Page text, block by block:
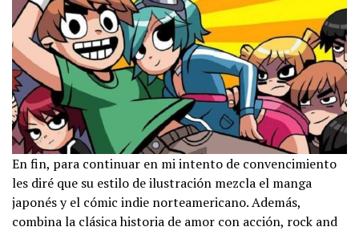
En fin, para continuar en mi intento de convencimiento
les diré que su estilo de ilustración mezcla el manga
japonés y el cómic indie norteamericano. Además,
combina la clásica historia de amor con acción, rock and